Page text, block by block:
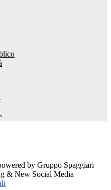
by Gruppo Spaggiari
& New Social Media